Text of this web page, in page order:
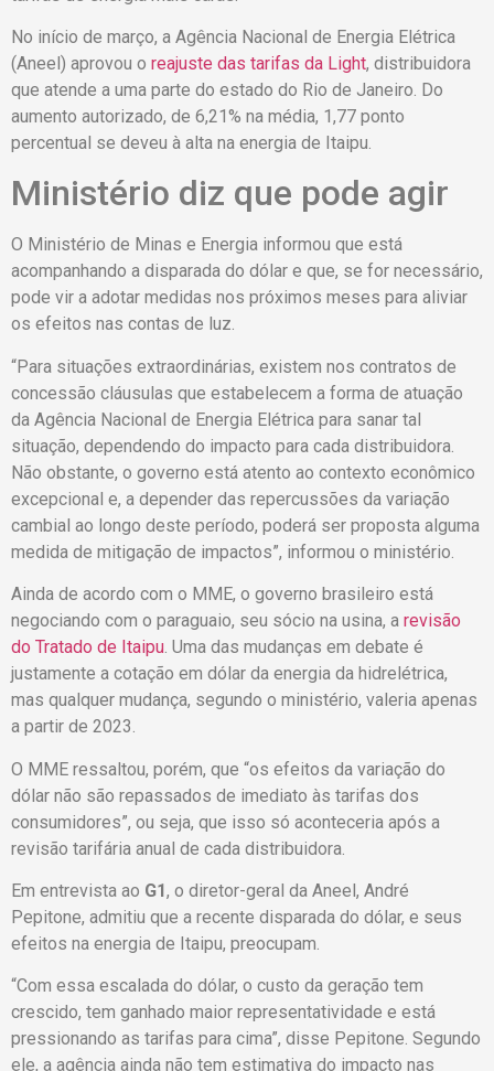
No início de março, a Agência Nacional de Energia Elétrica
(Aneel) aprovou o reajuste das tarifas da Light, distribuidora
que atende a uma parte do estado do Rio de Janeiro. Do
aumento autorizado, de 6,21% na média, 1,77 ponto
percentual se deveu à alta na energia de Itaipu.
Ministério diz que pode agir
O Ministério de Minas e Energia informou que está
acompanhando a disparada do dólar e que, se for necessário,
pode vir a adotar medidas nos próximos meses para aliviar
os efeitos nas contas de luz.
“Para situações extraordinárias, existem nos contratos de
concessão cláusulas que estabelecem a forma de atuação
da Agência Nacional de Energia Elétrica para sanar tal
situação, dependendo do impacto para cada distribuidora.
Não obstante, o governo está atento ao contexto econômico
excepcional e, a depender das repercussões da variação
cambial ao longo deste período, poderá ser proposta alguma
medida de mitigação de impactos”, informou o ministério.
Ainda de acordo com o MME, o governo brasileiro está
negociando com o paraguaio, seu sócio na usina, a revisão
do Tratado de Itaipu. Uma das mudanças em debate é
justamente a cotação em dólar da energia da hidrelétrica,
mas qualquer mudança, segundo o ministério, valeria apenas
a partir de 2023.
O MME ressaltou, porém, que “os efeitos da variação do
dólar não são repassados de imediato às tarifas dos
consumidores”, ou seja, que isso só aconteceria após a
revisão tarifária anual de cada distribuidora.
Em entrevista ao G1, o diretor-geral da Aneel, André
Pepitone, admitiu que a recente disparada do dólar, e seus
efeitos na energia de Itaipu, preocupam.
“Com essa escalada do dólar, o custo da geração tem
crescido, tem ganhado maior representatividade e está
pressionando as tarifas para cima”, disse Pepitone. Segundo
ele, a agência ainda não tem estimativa do impacto nas